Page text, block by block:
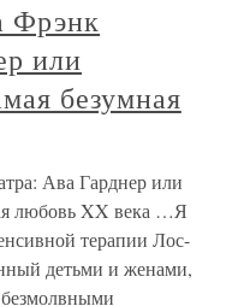
Фрэнк
или
безумная
Ава Гарднер или
любовь XX века …Я
терапии Лос-
детьми и женами,